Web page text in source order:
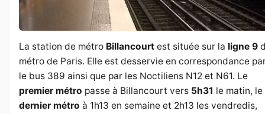
La station de métro Billancourt est située sur la ligne 9
métro de Paris. Elle est desservie en correspondance
le bus 389 ainsi que par les Noctiliens N12 et N61. Le
premier métro passe à Billancourt vers 5h31 le matin, le
dernier métro à 1h13 en semaine et 2h13 les vendredis,